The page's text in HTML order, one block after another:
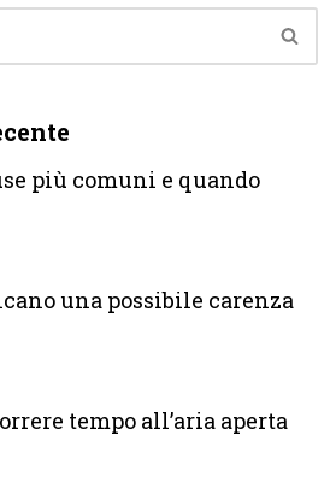
più comuni e quando
una possibile carenza
tempo all’aria aperta